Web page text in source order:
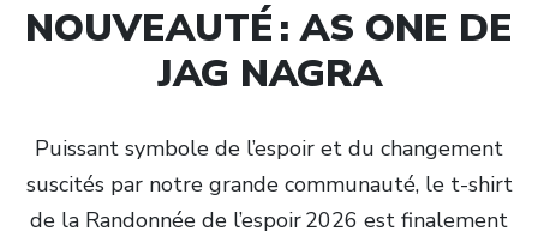
NOUVEAUTÉ : AS ONE DE
JAG NAGRA
Puissant symbole de l’espoir et du changement
suscités par notre grande communauté, le t-shirt
de la Randonnée de l’espoir 2026 est finalement